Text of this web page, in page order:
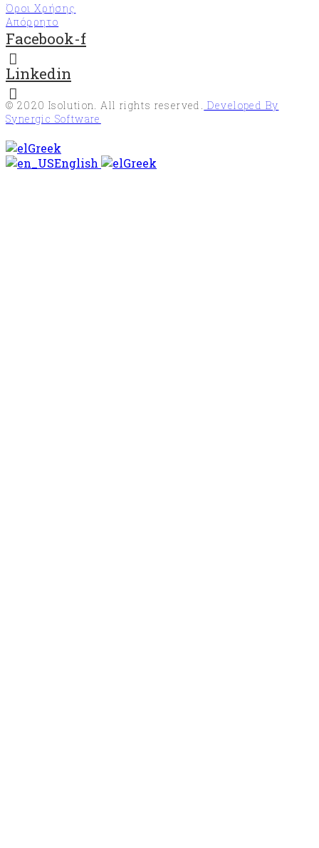
Όροι Χρήσης
Απόρρητο
Facebook-f
Linkedin
© 2020 Isolution. All rights reserved. Developed By
Synergic Software
Greek
English
Greek